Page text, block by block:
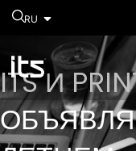
RU
ITS И